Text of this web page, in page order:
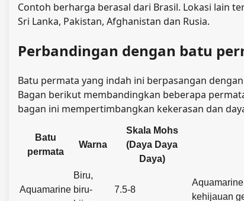
Contoh berharga berasal dari Brasil. Lokasi lain
Sri Lanka, Pakistan, Afghanistan dan Rusia.
Perbandingan dengan batu
Batu permata yang indah ini berpasangan
Bagan berikut membandingkan beberapa
bagan ini mempertimbangkan kekerasan dan
Batu
permata
Warna
Skala Mohs
(Daya Daya
Daya)
Aquamarine
Biru,
biru-
7.5-8
kehijauan